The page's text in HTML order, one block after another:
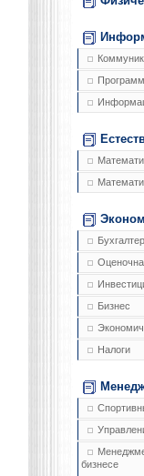
Бизнес
Налоги
бизнесе